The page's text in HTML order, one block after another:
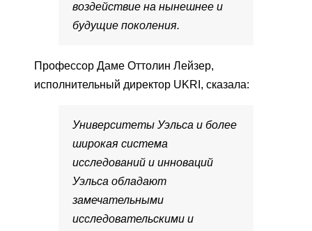
воздействие на нынешнее и
будущие поколения.
Профессор Даме Оттолин Лейзер,
исполнительный директор UKRI, сказала:
Университеты Уэльса и более
широкая система
исследований и инноваций
Уэльса обладают
замечательными
исследовательскими и